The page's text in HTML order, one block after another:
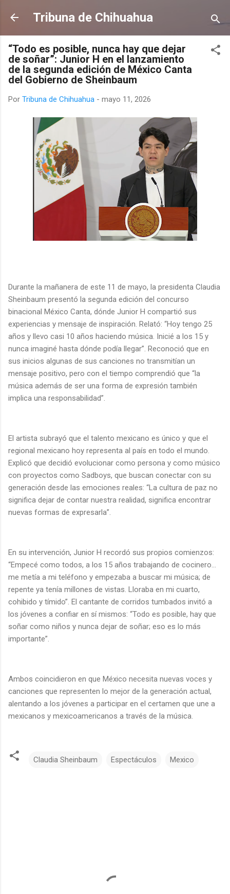
Ir al contenido principal
Tribuna de Chihuahua
“Todo es posible, nunca hay que dejar
de soñar”: Junior H en el lanzamiento
de la segunda edición de México Canta
del Gobierno de Sheinbaum
Por Tribuna de Chihuahua - mayo 11, 2026
Durante la mañanera de este 11 de mayo, la presidenta Claudia
Sheinbaum presentó la segunda edición del concurso
binacional México Canta, dónde Junior H compartió sus
experiencias y mensaje de inspiración. Relató: “Hoy tengo 25
años y llevo casi 10 años haciendo música. Inicié a los 15 y
nunca imaginé hasta dónde podía llegar”. Reconoció que en
sus inicios algunas de sus canciones no transmitían un
mensaje positivo, pero con el tiempo comprendió que “la
música además de ser una forma de expresión también
implica una responsabilidad”.
El artista subrayó que el talento mexicano es único y que el
regional mexicano hoy representa al país en todo el mundo.
Explicó que decidió evolucionar como persona y como músico
con proyectos como Sadboys, que buscan conectar con su
generación desde las emociones reales: “La cultura de paz no
significa dejar de contar nuestra realidad, significa encontrar
nuevas formas de expresarla”.
En su intervención, Junior H recordó sus propios comienzos:
“Empecé como todos, a los 15 años trabajando de cocinero…
me metía a mi teléfono y empezaba a buscar mi música; de
repente ya tenía millones de vistas. Lloraba en mi cuarto,
cohibido y tímido”. El cantante de corridos tumbados invitó a
los jóvenes a confiar en sí mismos: “Todo es posible, hay que
soñar como niños y nunca dejar de soñar; eso es lo más
importante”.
Ambos coincidieron en que México necesita nuevas voces y
canciones que representen lo mejor de la generación actual,
alentando a los jóvenes a participar en el certamen que une a
mexicanos y mexicoamericanos a través de la música.
Claudia Sheinbaum Espectáculos Mexico